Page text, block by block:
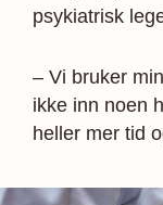
psykiatrisk
– Vi bruker
ikke inn noen
heller mer tid